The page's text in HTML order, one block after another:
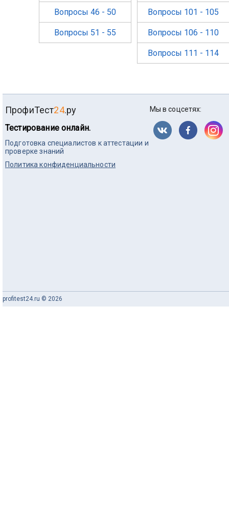
Вопросы 46 - 50
Вопросы 51 - 55
Вопросы 101 - 105
Вопросы 106 - 110
Вопросы 111 - 114
ПрофиТест24.ру
Тестирование онлайн.
Подготовка специалистов к аттестации и
проверке знаний
Политика конфиденциальности
Мы в соцсетях:
profitest24.ru © 2026